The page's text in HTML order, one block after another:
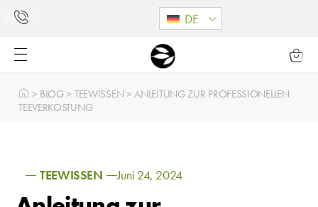
DE
> BLOG> TEEWISSEN >ANLEITUNG ZUR PROFESSIONELLEN
TEEVERKOSTUNG
TEEWISSEN Juni 24, 2024